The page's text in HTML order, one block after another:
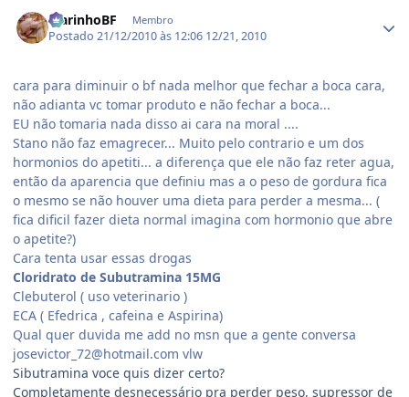
MarinhoBF Membro
Postado21/12/2010 às 12:06 12/21, 2010
cara para diminuir o bf nada melhor que fechar a boca cara,
não adianta vc tomar produto e não fechar a boca...
EU não tomaria nada disso ai cara na moral ....
Stano não faz emagrecer... Muito pelo contrario e um dos
hormonios do apetiti... a diferença que ele não faz reter agua,
então da aparencia que definiu mas a o peso de gordura fica
o mesmo se não houver uma dieta para perder a mesma... (
fica dificil fazer dieta normal imagina com hormonio que abre
o apetite?)
Cara tenta usar essas drogas
Cloridrato de Subutramina 15MG
Clebuterol ( uso veterinario )
ECA ( Efedrica , cafeina e Aspirina)
Qual quer duvida me add no msn que a gente conversa
josevictor_72@hotmail.com vlw
Sibutramina voce quis dizer certo?
Completamente desnecessário pra perder peso, supressor de